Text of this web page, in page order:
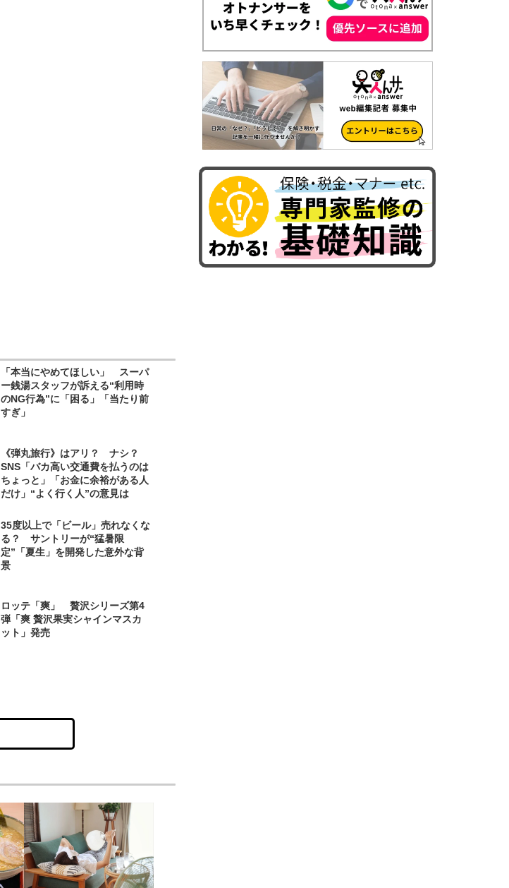
「本当にやめてほしい」 スーパ
ー銭湯スタッフが訴える“利用時
のNG行為”に「困る」「当たり前
すぎ」
《弾丸旅行》はアリ？ ナシ？
SNS「バカ高い交通費を払うのは
ちょっと」「お金に余裕がある人
だけ」“よく行く人”の意見は
35度以上で「ビール」売れなくな
る？ サントリーが“猛暑限
定”「夏生」を開発した意外な背
景
ロッテ「爽」 贅沢シリーズ第4
弾「爽 贅沢果実シャインマスカ
ット」発売